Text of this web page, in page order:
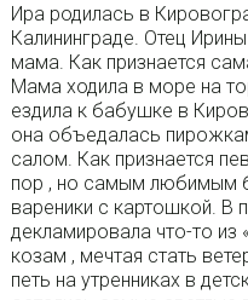
Ира родилась в
Калининграде. Отец
мама. Как признается
Мама ходила в море на
ездила к бабушке в
она объедалась
салом. Как признается
пор , но самым любимым
вареники с картошкой. В
декламировала что-то
козам , мечтая стать
петь на утренниках в